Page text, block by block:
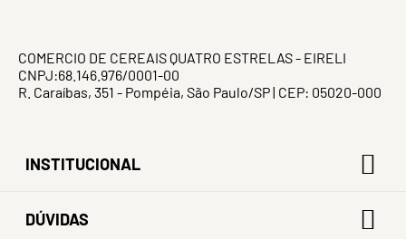
COMERCIO DE CEREAIS QUATRO ESTRELAS - EIRELI
CNPJ:68.146.976/0001-00
R. Caraíbas, 351 - Pompéia, São Paulo/SP | CEP: 05020-000
INSTITUCIONAL
DÚVIDAS